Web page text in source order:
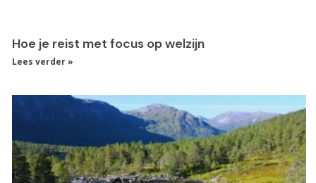
Hoe je reist met focus op welzijn
Lees verder »